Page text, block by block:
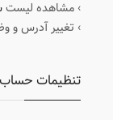
› مشاهده لیست
› تغییر آدرس
تنظیمات